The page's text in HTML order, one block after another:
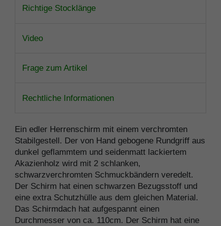
Richtige Stocklänge
Video
Frage zum Artikel
Rechtliche Informationen
Ein edler Herrenschirm mit einem verchromten
Stabilgestell. Der von Hand gebogene Rundgriff aus
dunkel geflammtem und seidenmatt lackiertem
Akazienholz wird mit 2 schlanken,
schwarzverchromten Schmuckbändern veredelt.
Der Schirm hat einen schwarzen Bezugsstoff und
eine extra Schutzhülle aus dem gleichen Material.
Das Schirmdach hat aufgespannt einen
Durchmesser von ca. 110cm. Der Schirm hat eine